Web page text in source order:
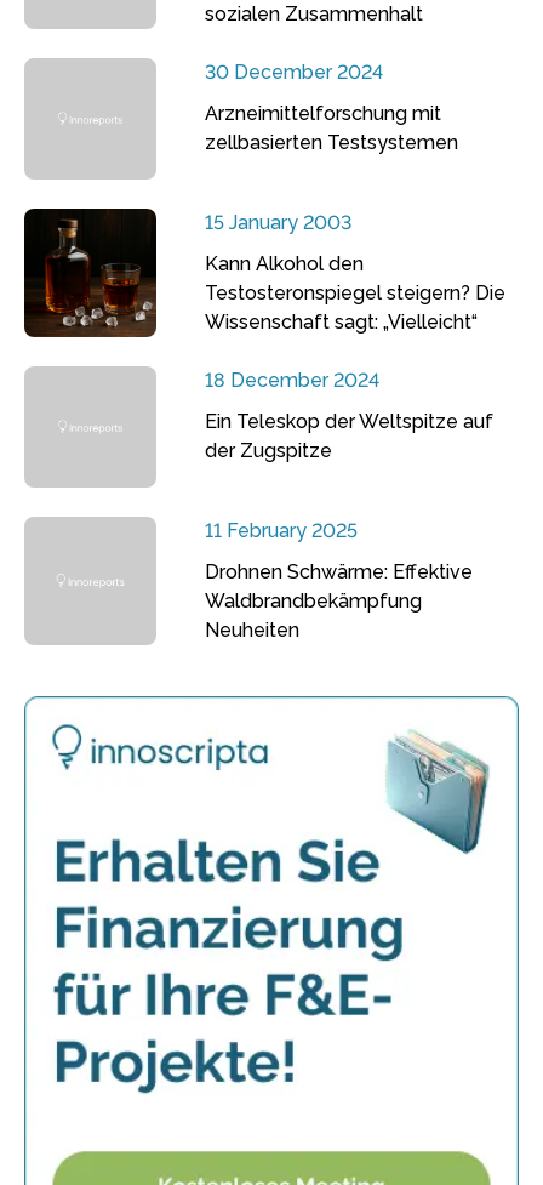
sozialen Zusammenhalt
30 December 2024
Arzneimittelforschung mit
zellbasierten Testsystemen
15 January 2003
Kann Alkohol den
Testosteronspiegel steigern? Die
Wissenschaft sagt: „Vielleicht“
18 December 2024
Ein Teleskop der Weltspitze auf
der Zugspitze
11 February 2025
Drohnen Schwärme: Effektive
Waldbrandbekämpfung
Neuheiten